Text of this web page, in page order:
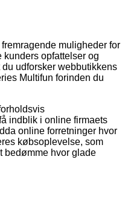
muligheder for
opfattelser og
udforsker webbutikkens
Multifun forinden du
indblik i online firmaets
online forretninger hvor
købsoplevelse, som
bedømme hvor glade